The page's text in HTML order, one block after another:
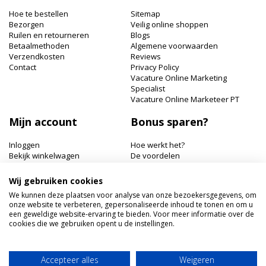
Hoe te bestellen
Bezorgen
Ruilen en retourneren
Betaalmethoden
Verzendkosten
Contact
Sitemap
Veilig online shoppen
Blogs
Algemene voorwaarden
Reviews
Privacy Policy
Vacature Online Marketing
Specialist
Vacature Online Marketeer PT
Mijn account
Inloggen
Bekijk winkelwagen
Bonus sparen?
Hoe werkt het?
De voordelen
Hairworldshop.nl
Havik 41, 3811 EX Amersfoort
+31 033 462 41 40
BTW NL: NL001956496B19
Wij gebruiken cookies
We kunnen deze plaatsen voor analyse van onze bezoekersgegevens, om
onze website te verbeteren, gepersonaliseerde inhoud te tonen en om u
een geweldige website-ervaring te bieden. Voor meer informatie over de
cookies die we gebruiken opent u de instellingen.
Accepteer alles Weigeren